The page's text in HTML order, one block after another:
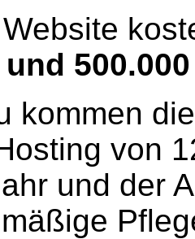
und 500.000
kommen
von
und der